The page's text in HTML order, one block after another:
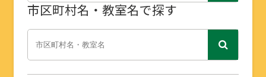
市区町村名・教室名で探す